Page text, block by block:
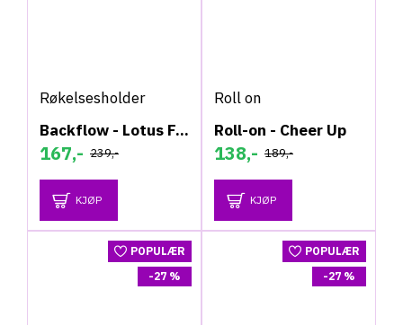
Røkelsesholder
Backflow - Lotus Fontene - Røkelsesholder
167,- 239,-
KJØP
Roll on
Roll-on - Cheer Up
138,- 189,-
KJØP
POPULÆR
-27 %
POPULÆR
-27 %